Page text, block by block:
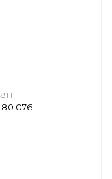
80.076